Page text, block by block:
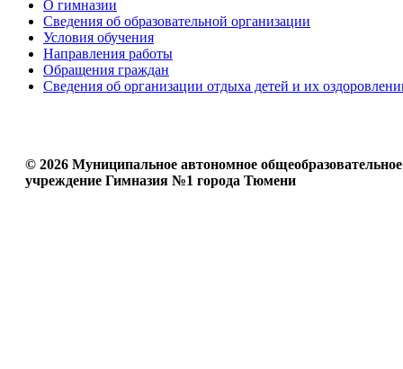
О гимназии
Сведения об образовательной организации
Условия обучения
Направления работы
Обращения граждан
Сведения об организации отдыха детей и их
© 2026 Муниципальное автономное общеобразовательное
учреждение Гимназия №1 города Тюмени